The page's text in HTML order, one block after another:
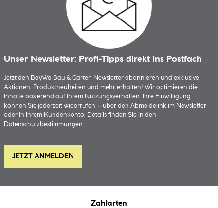
Unser Newsletter: Profi-Tipps direkt ins Postfach
Jetzt den BayWa Bau & Garten Newsletter abonnieren und exklusive
Aktionen, Produktneuheiten und mehr erhalten! Wir optimieren die
Inhalte basierend auf Ihrem Nutzungsverhalten. Ihre Einwilligung
können Sie jederzeit widerrufen – über den Abmeldelink im Newsletter
oder in Ihrem Kundenkonto. Details finden Sie in den
Datenschutzbestimmungen.
JETZT ANMELDEN
Zahlarten